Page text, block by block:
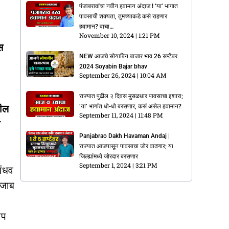
पंजाबरावांचा नवीन हवामान अंदाज ! ‘या’ भागात
पावसाची शक्यता, तुमच्याकडे कसे राहणार
हवामान? वाचा…
November 10, 2024 1:21 PM
NEW आजचे सोयाबिन बाजार भाव 26 सप्टेंबर
2024 Soyabin Bajar bhav
September 26, 2024 10:04 AM
राज्यात पुढील २ दिवस मुसळधार पावसाचा इशारा;
‘या’ भागांत धो-धो बरसणार, कसं असेल हवामान?
September 11, 2024 11:48 PM
Panjabrao Dakh Havaman Andaj |
राज्यात आजपासून पावसाचा जोर वाढणार; या
जिल्ह्यांमध्ये जोरदार बरसणार
September 1, 2024 3:21 PM